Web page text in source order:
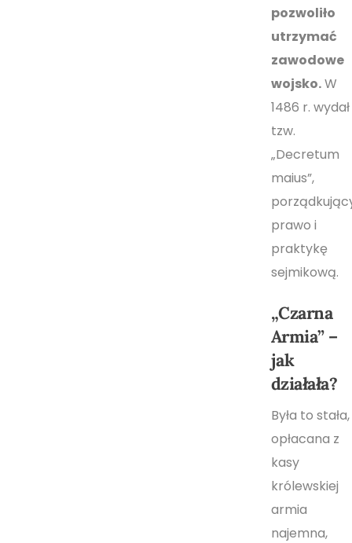
pozwoliło
utrzymać
zawodowe
wojsko.W
1486 r. wydał
tzw.
„Decretum
maius”,
prawo i
praktykę
sejmikową.
„Czarna
Armia” –
jak
działała?
Była to stała,
opłacana z
kasy
królewskiej
armia
najemna,